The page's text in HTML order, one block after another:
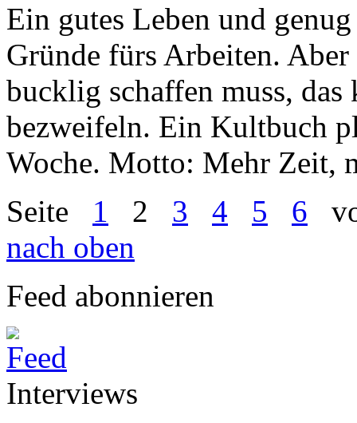
Ein gutes Leben und
Gründe fürs Arbeiten.
bucklig schaffen muss,
bezweifeln. Ein Kultbuch
Woche. Motto: Mehr Zeit,
Seite 1 2 3 4 5 6
nach oben
Feed abonnieren
Interviews